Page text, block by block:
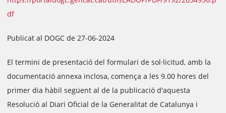
df
Publicat al DOGC de 27-06-2024
El termini de presentació del formulari de sol·licitud, amb la
documentació annexa inclosa, comença a les 9.00 hores del
primer dia hàbil següent al de la publicació d'aquesta
Resolució al Diari Oficial de la Generalitat de Catalunya i